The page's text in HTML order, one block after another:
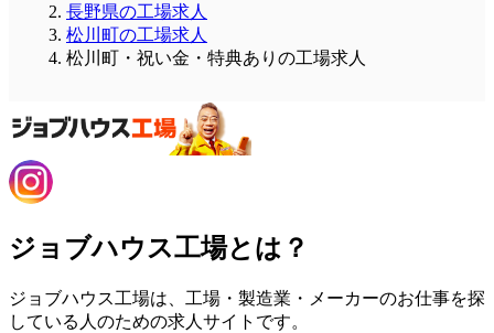
長野県の工場求人
松川町の工場求人
松川町・祝い金・特典ありの工場求人
ジョブハウス工場とは？
ジョブハウス工場は、工場・製造業・メーカーのお仕事を探
している人のための求人サイトです。